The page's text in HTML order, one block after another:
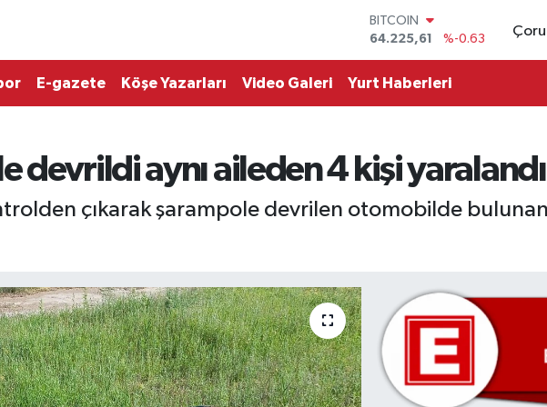
DOLAR
47,7143
%0.16
EURO
55,0317
%-0.02
BİST100
13.799
%70
BITCOIN
E-gazete Köşe Yazarları Video Galeri Yurt Haberleri
devrildi aynı aileden 4 kişi yaralandı
çıkarak şarampole devrilen otomobilde